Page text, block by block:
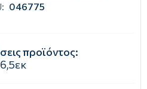
046775
προϊόντος:
6,5εκ